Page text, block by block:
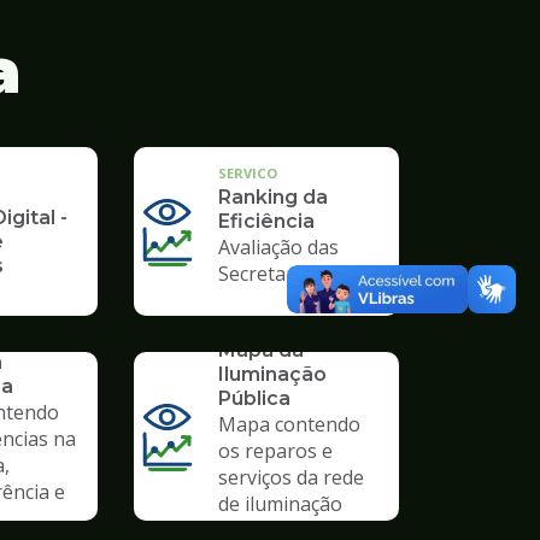
-
SERVICO
Ranking da
Eficiência
Avaliação das
Secretarias
na
e
Mapa da
Iluminação
Pública
Mapa contendo
os reparos e
serviços da rede
de iluminação